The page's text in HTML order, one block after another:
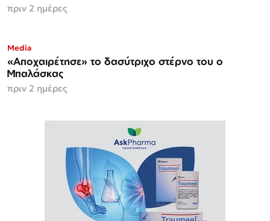
πριν 2 ημέρες
Media
«Αποχαιρέτησε» το δασύτριχο στέρνο του ο
Μπαλάσκας
πριν 2 ημέρες